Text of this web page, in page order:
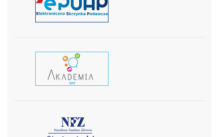
czytaj więcej
czytaj więcej